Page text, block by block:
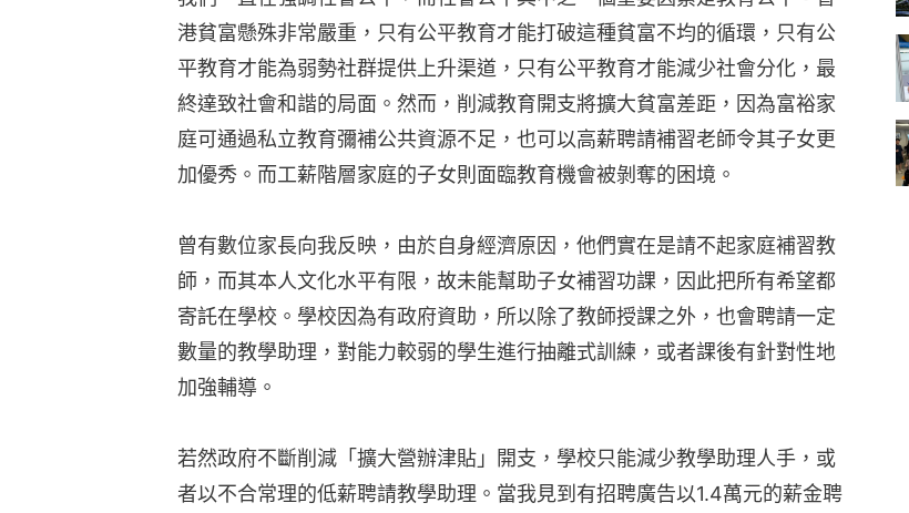
港貧富懸殊非常嚴重，只有公平教育才能打破這種貧富不均的循環，只有公
平教育才能為弱勢社群提供上升渠道，只有公平教育才能減少社會分化，最
終達致社會和諧的局面。然而，削減教育開支將擴大貧富差距，因為富裕家
庭可通過私立教育彌補公共資源不足，也可以高薪聘請補習老師令其子女更
加優秀。而工薪階層家庭的子女則面臨教育機會被剝奪的困境。
曾有數位家長向我反映，由於自身經濟原因，他們實在是請不起家庭補習教
師，而其本人文化水平有限，故未能幫助子女補習功課，因此把所有希望都
寄託在學校。學校因為有政府資助，所以除了教師授課之外，也會聘請一定
數量的教學助理，對能力較弱的學生進行抽離式訓練，或者課後有針對性地
加強輔導。
若然政府不斷削減「擴大營辦津貼」開支，學校只能減少教學助理人手，或
者以不合常理的低薪聘請教學助理。當我見到有招聘廣告以1.4萬元的薪金聘